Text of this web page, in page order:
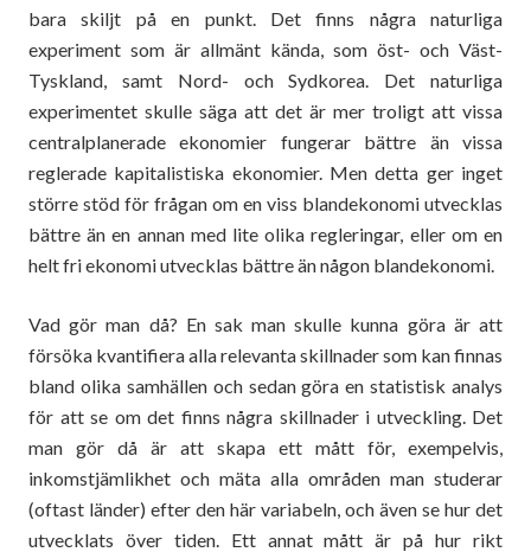
bara skiljt på en punkt. Det finns några naturliga
experiment som är allmänt kända, som öst- och Väst-
Tyskland, samt Nord- och Sydkorea. Det naturliga
experimentet skulle säga att det är mer troligt att vissa
centralplanerade ekonomier fungerar bättre än vissa
reglerade kapitalistiska ekonomier. Men detta ger inget
större stöd för frågan om en viss blandekonomi utvecklas
bättre än en annan med lite olika regleringar, eller om en
helt fri ekonomi utvecklas bättre än någon blandekonomi.
Vad gör man då? En sak man skulle kunna göra är att
försöka kvantifiera alla relevanta skillnader som kan finnas
bland olika samhällen och sedan göra en statistisk analys
för att se om det finns några skillnader i utveckling. Det
man gör då är att skapa ett mått för, exempelvis,
inkomstjämlikhet och mäta alla områden man studerar
(oftast länder) efter den här variabeln, och även se hur det
utvecklats över tiden. Ett annat mått är på hur rikt